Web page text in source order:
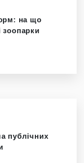
на що
зоопарки
публічних